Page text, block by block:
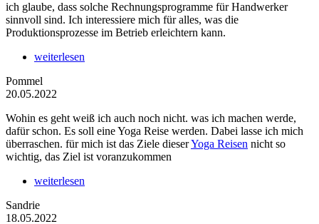
ich glaube, dass solche Rechnungsprogramme für Handwerker
sinnvoll sind. Ich interessiere mich für alles, was die
Produktionsprozesse im Betrieb erleichtern kann.
weiterlesen
Pommel
20.05.2022
Wohin es geht weiß ich auch noch nicht. was ich machen werde,
dafür schon. Es soll eine Yoga Reise werden. Dabei lasse ich mich
überraschen. für mich ist das Ziele dieserYoga Reisen nicht so
wichtig, das Ziel ist voranzukommen
weiterlesen
Sandrie
18.05.2022